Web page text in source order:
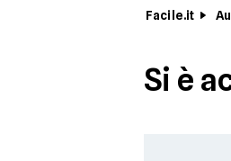
Facile.it
Si è